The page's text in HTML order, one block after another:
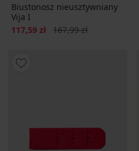
Biustonosz nieusztywniany
Vija I
Zniżka
117,59 zł Pierwotna cena
167,99 zł